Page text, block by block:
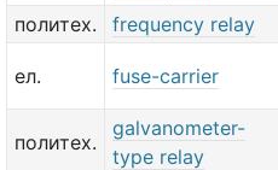
политех.
frequency relay
ел. fuse-carrier
политех.
galvanometer-
type relay